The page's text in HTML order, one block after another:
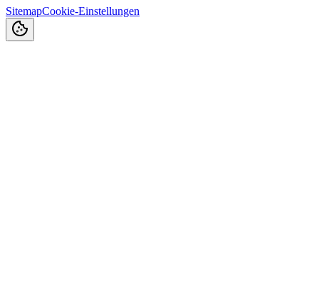
SitemapCookie-Einstellungen